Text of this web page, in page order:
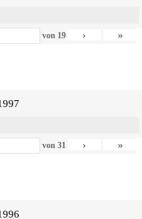
von 19 › »
von 31 › »